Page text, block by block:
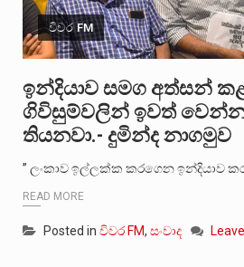
විවර FM
ඉන්දියාව සමග අත්සන්
ගිවිසුම්වලින් ඉවත්
තියනවා.- දුමින්ද නාගමුව
” ලංකාව ඉල්ලක්ක කරගෙන ඉන්දියාව
READ MORE
Posted in විවර FM, සංවාද